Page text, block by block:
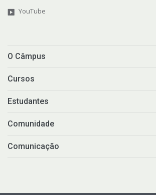
YouTube
O Câmpus
Cursos
Estudantes
Comunidade
Comunicação